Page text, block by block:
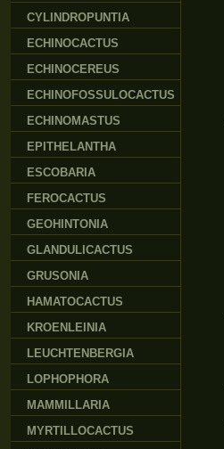
CYLINDROPUNTIA
ECHINOCACTUS
ECHINOCEREUS
ECHINOFOSSULOCACTUS
ECHINOMASTUS
EPITHELANTHA
ESCOBARIA
FEROCACTUS
GEOHINTONIA
GLANDULICACTUS
GRUSONIA
HAMATOCACTUS
KROENLEINIA
LEUCHTENBERGIA
LOPHOPHORA
MAMMILLARIA
MYRTILLOCACTUS